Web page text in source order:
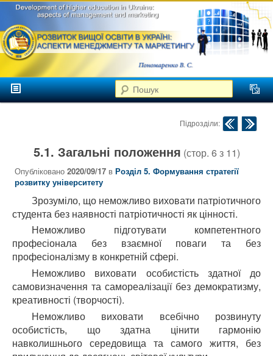
Розвиток
вищої
освіти в
Україні
аспекти
менеджменту та
маркетингу
Пошук
Головне менюПерейти до головного контенту
Перейти до додаткового контенту
Навігація по
Підрозділи:
5.1. Загальні положення (стор. 6з 11)
Опубліковано2020/09/17 вРозділ 5. Формування стратегії
розвитку університету
Зрозуміло, що неможливо виховати патріотичного
студента без наявності патріотичності як цінності.
Неможливо підготувати компетентного
професіонала без взаємної поваги та без
професіоналізму в конкретній сфері.
Неможливо виховати особистість здатної до
самовизначення та самореалізації без демократизму,
креативності (творчості).
Неможливо виховати всебічно розвинуту
особистість, що здатна цінити гармонію
навколишнього середовища та самого життя, без